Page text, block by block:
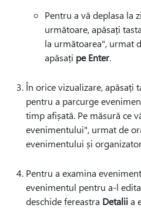
Pentru a vă deplasa la
următoare, apăsați tasta
la următoarea", urmat
apăsați pe Enter.
În orice vizualizare, apăsați
pentru a parcurge
timp afișată. Pe măsură ce
evenimentului", urmat de
evenimentului și
Pentru a examina
evenimentul pentru a-l
deschide fereastra Detaliia